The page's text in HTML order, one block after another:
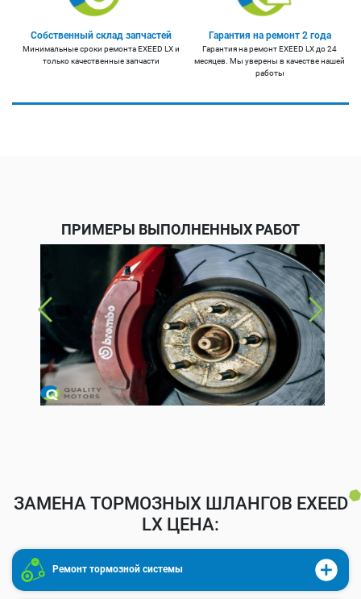
Собственный склад запчастей
Минимальные сроки ремонта EXEED LX и
только качественные запчасти
Гарантия на ремонт 2 года
Гарантия на ремонт EXEED LX до 24
месяцев. Мы уверены в качестве нашей
работы
ПРИМЕРЫ ВЫПОЛНЕННЫХ РАБОТ
ЗАМЕНА ТОРМОЗНЫХ ШЛАНГОВ EXEED
LX ЦЕНА:
Ремонт тормозной системы